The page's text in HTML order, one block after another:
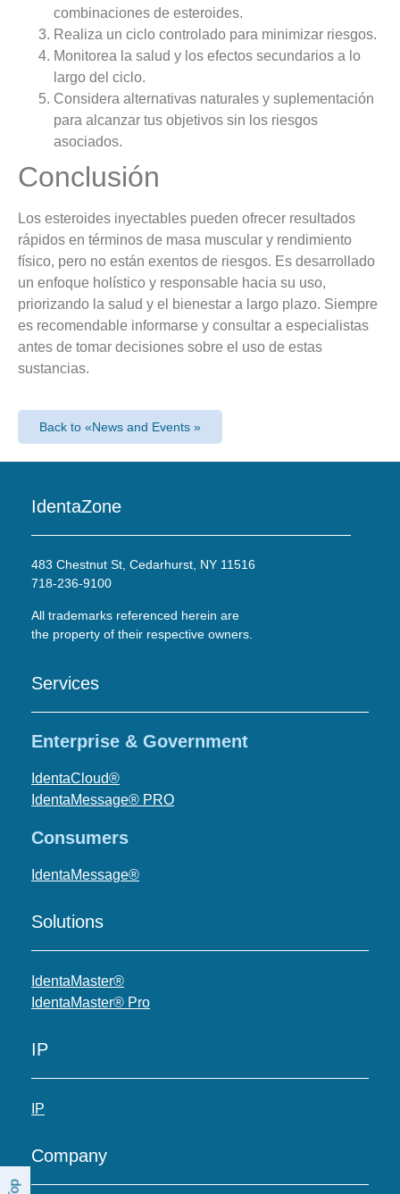
combinaciones de esteroides.
Realiza un ciclo controlado para minimizar riesgos.
Monitorea la salud y los efectos secundarios a lo
largo del ciclo.
Considera alternativas naturales y suplementación
para alcanzar tus objetivos sin los riesgos
asociados.
Conclusión
Los esteroides inyectables pueden ofrecer resultados
rápidos en términos de masa muscular y rendimiento
físico, pero no están exentos de riesgos. Es desarrollado
un enfoque holístico y responsable hacia su uso,
priorizando la salud y el bienestar a largo plazo. Siempre
es recomendable informarse y consultar a especialistas
antes de tomar decisiones sobre el uso de estas
sustancias.
Back to «News and Events »
IdentaZone
483 Chestnut St, Cedarhurst, NY 11516
718-236-9100
All trademarks referenced herein are
the property of their respective owners.
Services
Enterprise & Government
IdentaCloud®
IdentaMessage® PRO
Consumers
IdentaMessage®
Solutions
IdentaMaster®
IdentaMaster® Pro
IP
IP
Company